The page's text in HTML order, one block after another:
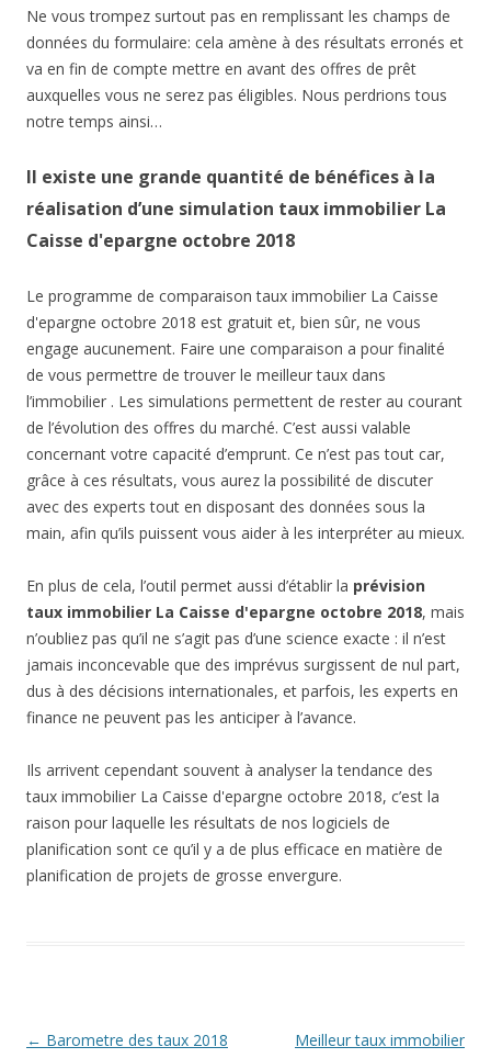
Ne vous trompez surtout pas en remplissant les champs de
données du formulaire: cela amène à des résultats erronés et
va en fin de compte mettre en avant des offres de prêt
auxquelles vous ne serez pas éligibles. Nous perdrions tous
notre temps ainsi…
Il existe une grande quantité de bénéfices à la
réalisation d’une simulation taux immobilier La
Caisse d'epargne octobre 2018
Le programme de comparaison taux immobilier La Caisse
d'epargne octobre 2018 est gratuit et, bien sûr, ne vous
engage aucunement. Faire une comparaison a pour finalité
de vous permettre de trouver le meilleur taux dans
l’immobilier . Les simulations permettent de rester au courant
de l’évolution des offres du marché. C’est aussi valable
concernant votre capacité d’emprunt. Ce n’est pas tout car,
grâce à ces résultats, vous aurez la possibilité de discuter
avec des experts tout en disposant des données sous la
main, afin qu’ils puissent vous aider à les interpréter au mieux.
En plus de cela, l’outil permet aussi d’établir la prévision
taux immobilier La Caisse d'epargne octobre 2018, mais
n’oubliez pas qu’il ne s’agit pas d’une science exacte : il n’est
jamais inconcevable que des imprévus surgissent de nul part,
dus à des décisions internationales, et parfois, les experts en
finance ne peuvent pas les anticiper à l’avance.
Ils arrivent cependant souvent à analyser la tendance des
taux immobilier La Caisse d'epargne octobre 2018, c’est la
raison pour laquelle les résultats de nos logiciels de
planification sont ce qu’il y a de plus efficace en matière de
planification de projets de grosse envergure.
Navigation
← Barometre des taux 2018
Meilleur taux immobilier